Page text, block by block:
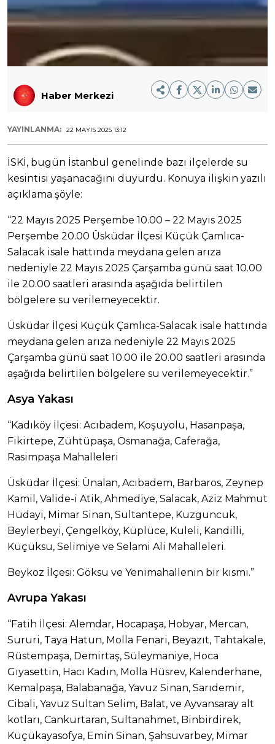
Haber Merkezi
YAYINLANMA: 22 MAYIS 2025 13:12
İSKİ, bugün İstanbul genelinde bazı ilçelerde su
kesintisi yaşanacağını duyurdu. Konuya ilişkin yazılı
açıklama şöyle:
“22 Mayıs 2025 Perşembe 10.00 – 22 Mayıs 2025
Perşembe 20.00 Üsküdar İlçesi Küçük Çamlıca-
Salacak isale hattında meydana gelen arıza
nedeniyle 22 Mayıs 2025 Çarşamba günü saat 10.00
ile 20.00 saatleri arasında aşağıda belirtilen
bölgelere su verilemeyecektir.
Üsküdar İlçesi Küçük Çamlıca-Salacak isale hattında
meydana gelen arıza nedeniyle 22 Mayıs 2025
Çarşamba günü saat 10.00 ile 20.00 saatleri arasında
aşağıda belirtilen bölgelere su verilemeyecektir.”
Asya Yakası
“Kadıköy İlçesi: Acıbadem, Koşuyolu, Hasanpaşa,
Fikirtepe, Zühtüpaşa, Osmanağa, Caferağa,
Rasimpaşa Mahalleleri
Üsküdar İlçesi: Ünalan, Acıbadem, Barbaros, Zeynep
Kamil, Valide-i Atik, Ahmediye, Salacak, Aziz Mahmut
Hüdayi, Mimar Sinan, Sultantepe, Kuzguncuk,
Beylerbeyi, Çengelköy, Küplüce, Kuleli, Kandilli,
Küçüksu, Selimiye ve Selami Ali Mahalleleri.
Beykoz İlçesi: Göksu ve Yenimahallenin bir kısmı.”
Avrupa Yakası
“Fatih İlçesi: Alemdar, Hocapaşa, Hobyar, Mercan,
Sururi, Taya Hatun, Molla Fenari, Beyazıt, Tahtakale,
Rüstempaşa, Demirtaş, Süleymaniye, Hoca
Gıyasettin, Hacı Kadın, Molla Hüsrev, Kalenderhane,
Kemalpaşa, Balabanağa, Yavuz Sinan, Sarıdemir,
Cibali, Yavuz Sultan Selim, Balat, ve Ayvansaray alt
kotları, Cankurtaran, Sultanahmet, Binbirdirek,
Küçükayasofya, Emin Sinan, Şahsuvarbey, Mimar